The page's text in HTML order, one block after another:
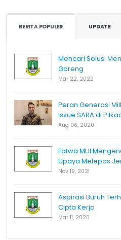
BERITA POPULER UPDATE
Mencari Solusi
Goreng
Mar 22, 2022
Peran Generasi
Issue SARA di
Aug 06, 2020
Fatwa MUI
Upaya Melepas
Nov 19, 2021
Aspirasi Buruh
Cipta Kerja
Mar 11, 2020